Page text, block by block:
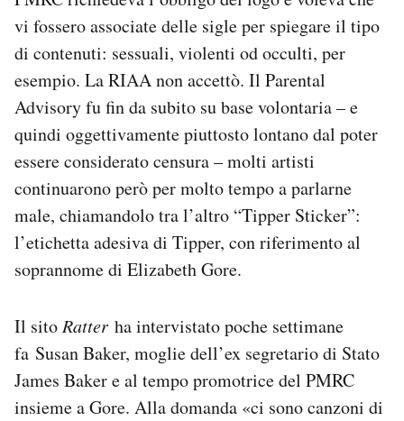
vi fossero associate delle sigle per spiegare il tipo
di contenuti: sessuali, violenti od occulti, per
esempio. La RIAA non accettò. Il Parental
Advisory fu fin da subito su base volontaria – e
quindi oggettivamente piuttosto lontano dal poter
essere considerato censura – molti artisti
continuarono però per molto tempo a parlarne
male, chiamandolo tra l’altro “Tipper Sticker”:
l’etichetta adesiva di Tipper, con riferimento al
soprannome di Elizabeth Gore.
Il sitoRatter ha intervistato poche settimane
fa Susan Baker, moglie dell’ex segretario di Stato
James Baker e al tempo promotrice del PMRC
insieme a Gore. Alla domanda «ci sono canzoni di